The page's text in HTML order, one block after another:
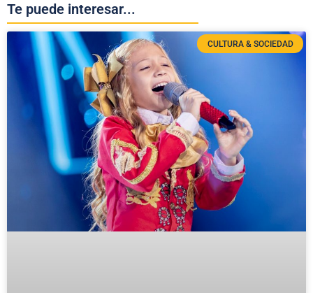
Te puede interesar...
CULTURA & SOCIEDAD